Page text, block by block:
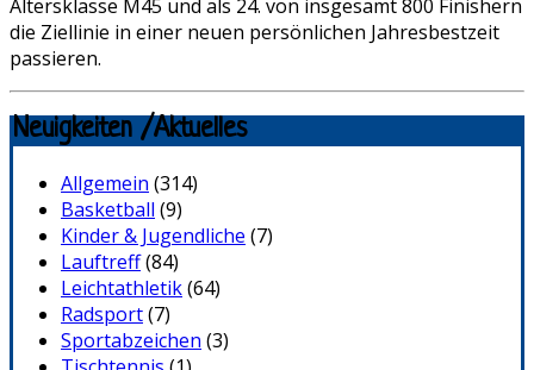
Altersklasse M45 und als 24. von insgesamt 800 Finishern
die Ziellinie in einer neuen persönlichen Jahresbestzeit
passieren.
Neuigkeiten /Aktuelles
Allgemein (314)
Basketball (9)
Kinder & Jugendliche (7)
Lauftreff(84)
Leichtathletik(64)
Radsport(7)
Sportabzeichen (3)